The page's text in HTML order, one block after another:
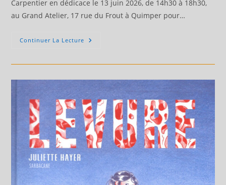
Carpentier en dédicace le 13 juin 2026, de 14h30 à 18h30,
au Grand Atelier, 17 rue du Frout à Quimper pour…
Continuer La Lecture Laura
Juin
2026